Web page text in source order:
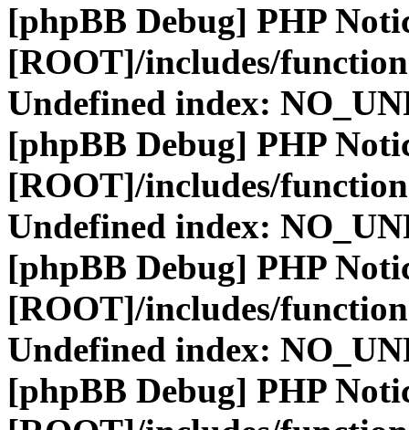
[phpBB Debug] PHP
[ROOT]/includes/
Undefined index:
[phpBB Debug] PHP
[ROOT]/includes/
Undefined index:
[phpBB Debug] PHP
[ROOT]/includes/
Undefined index:
[phpBB Debug] PHP